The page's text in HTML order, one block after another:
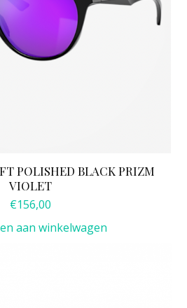
POLISHED BLACK PRIZM
VIOLET
€156,00
aan winkelwagen